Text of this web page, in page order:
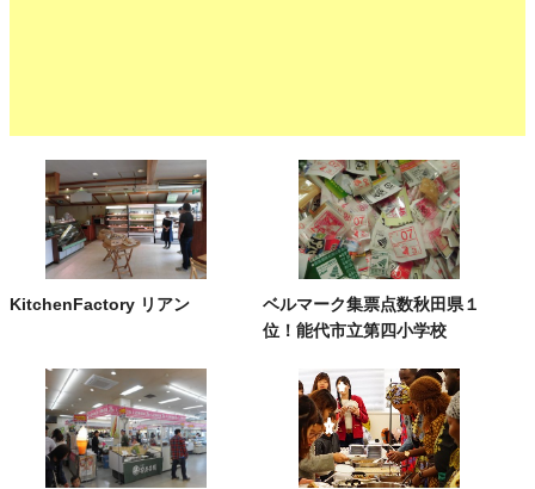
KitchenFactory リアン
ベルマーク集票点数秋田県１
位！能代市立第四小学校